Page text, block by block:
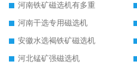
河南铁矿磁选机有多重
河南干选专用磁选机
安徽水选褐铁矿磁选机
河北锰矿强磁选机